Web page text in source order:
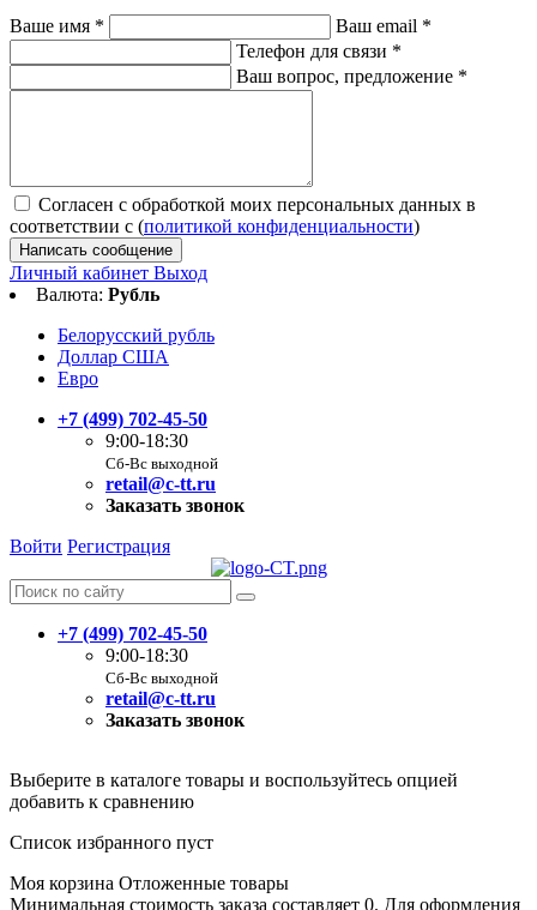
Ваше имя * Ваш email *
Телефон для связи *
Ваш вопрос, предложение *
Согласен с обработкой моих персональных данных в
соответствии с (политикой конфиденциальности)
Написать сообщение
Личный кабинет Выход
Валюта: Рубль
Белорусский рубль
Доллар США
Евро
+7 (499) 702-45-50
9:00-18:30
Сб-Вс выходной
retail@c-tt.ru
Заказать звонок
Войти Регистрация
+7 (499) 702-45-50
9:00-18:30
Сб-Вс выходной
retail@c-tt.ru
Заказать звонок
Выберите в каталоге товары и воспользуйтесь опцией
добавить к сравнению
Список избранного пуст
Моя корзина Отложенные товары
Минимальная стоимость заказа составляет 0. Для оформления